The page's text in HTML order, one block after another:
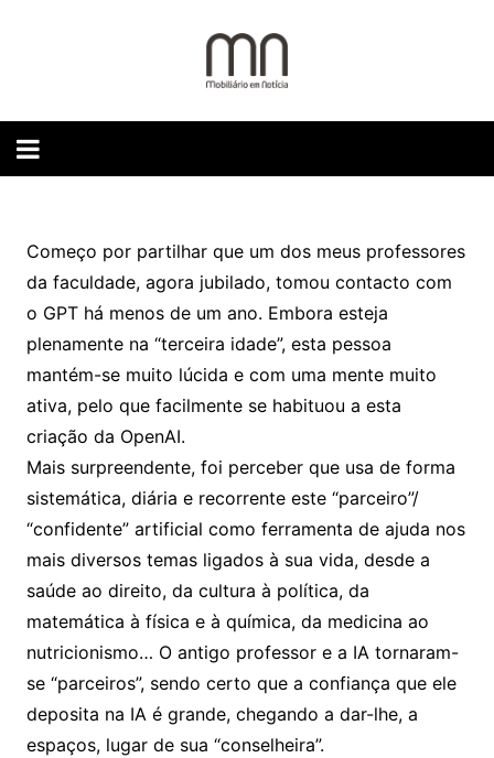
Começo por partilhar que um dos meus professores
da faculdade, agora jubilado, tomou contacto com
o GPT há menos de um ano. Embora esteja
plenamente na “terceira idade”, esta pessoa
mantém-se muito lúcida e com uma mente muito
ativa, pelo que facilmente se habituou a esta
criação da OpenAI.
Mais surpreendente, foi perceber que usa de forma
sistemática, diária e recorrente este “parceiro”/
“confidente” artificial como ferramenta de ajuda nos
mais diversos temas ligados à sua vida, desde a
saúde ao direito, da cultura à política, da
matemática à física e à química, da medicina ao
nutricionismo… O antigo professor e a IA tornaram-
se “parceiros”, sendo certo que a confiança que ele
deposita na IA é grande, chegando a dar-lhe, a
espaços, lugar de sua “conselheira”.